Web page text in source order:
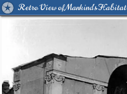
Retro View of Mankind's Habitat